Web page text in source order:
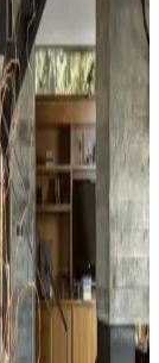
ve pencere
kahverengi
farklı ışık
ve
dayanıklılık
halılarla konfor
Renk ve